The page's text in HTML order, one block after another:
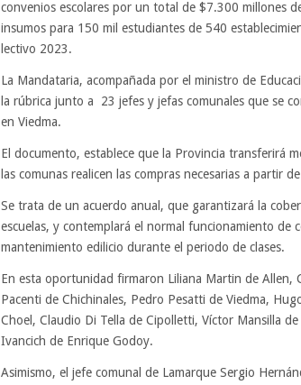
convenios escolares por un total de $7.300 millones
insumos para 150 mil estudiantes de 540
lectivo 2023.
La Mandataria, acompañada por el ministro de
la rúbrica junto a 23 jefes y jefas comunales que se
en Viedma.
El documento, establece que la Provincia transferirá
las comunas realicen las compras necesarias a partir
Se trata de un acuerdo anual, que garantizará la
escuelas, y contemplará el normal funcionamiento de
mantenimiento edilicio durante el periodo de clases.
En esta oportunidad firmaron Liliana Martin de Allen,
Pacenti de Chichinales, Pedro Pesatti de Viedma,
Choel, Claudio Di Tella de Cipolletti, Víctor Mansilla
Ivancich de Enrique Godoy.
Asimismo, el jefe comunal de Lamarque Sergio